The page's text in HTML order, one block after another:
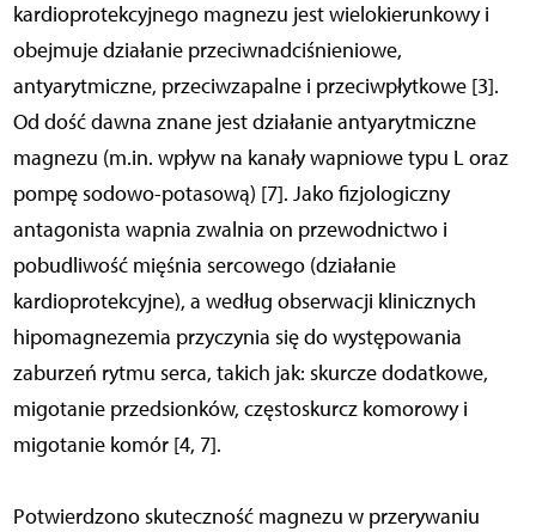
kardioprotekcyjnego magnezu jest wielokierunkowy i
obejmuje działanie przeciwnadciśnieniowe,
antyarytmiczne, przeciwzapalne i przeciwpłytkowe [3].
Od dość dawna znane jest działanie antyarytmiczne
magnezu (m.in. wpływ na kanały wapniowe typu L oraz
pompę sodowo-potasową) [7]. Jako fizjologiczny
antagonista wapnia zwalnia on przewodnictwo i
pobudliwość mięśnia sercowego (działanie
kardioprotekcyjne), a według obserwacji klinicznych
hipomagnezemia przyczynia się do występowania
zaburzeń rytmu serca, takich jak: skurcze dodatkowe,
migotanie przedsionków, częstoskurcz komorowy i
migotanie komór [4, 7].
Potwierdzono skuteczność magnezu w przerywaniu